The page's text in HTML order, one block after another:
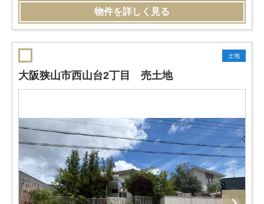
物件を詳しく見る
土地
大阪狭山市西山台2丁目 売土地